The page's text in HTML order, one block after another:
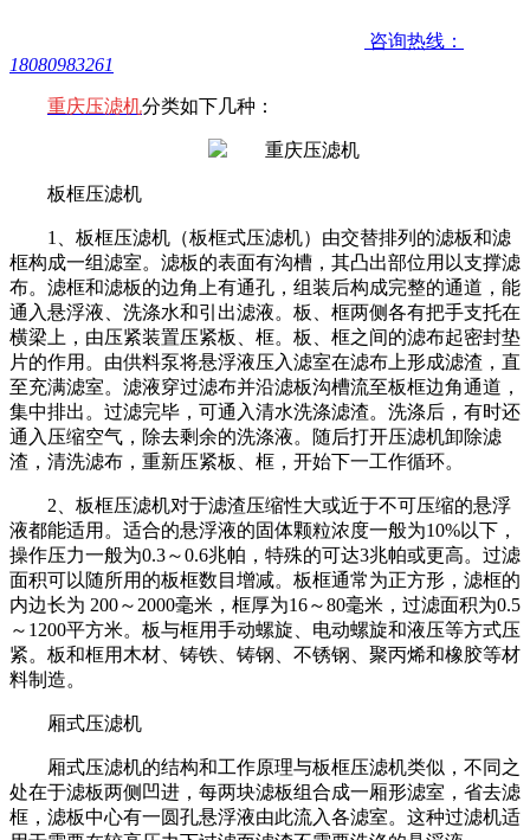
咨询热线：
18080983261
重庆压滤机分类如下几种：
板框压滤机
1、板框压滤机（板框式压滤机）由交替排列的滤板和滤
框构成一组滤室。滤板的表面有沟槽，其凸出部位用以支撑滤
布。滤框和滤板的边角上有通孔，组装后构成完整的通道，能
通入悬浮液、洗涤水和引出滤液。板、框两侧各有把手支托在
横梁上，由压紧装置压紧板、框。板、框之间的滤布起密封垫
片的作用。由供料泵将悬浮液压入滤室在滤布上形成滤渣，直
至充满滤室。滤液穿过滤布并沿滤板沟槽流至板框边角通道，
集中排出。过滤完毕，可通入清水洗涤滤渣。洗涤后，有时还
通入压缩空气，除去剩余的洗涤液。随后打开压滤机卸除滤
渣，清洗滤布，重新压紧板、框，开始下一工作循环。
2、板框压滤机对于滤渣压缩性大或近于不可压缩的悬浮
液都能适用。适合的悬浮液的固体颗粒浓度一般为10%以下，
操作压力一般为0.3～0.6兆帕，特殊的可达3兆帕或更高。过滤
面积可以随所用的板框数目增减。板框通常为正方形，滤框的
内边长为 200～2000毫米，框厚为16～80毫米，过滤面积为0.5
～1200平方米。板与框用手动螺旋、电动螺旋和液压等方式压
紧。板和框用木材、铸铁、铸钢、不锈钢、聚丙烯和橡胶等材
料制造。
厢式压滤机
厢式压滤机的结构和工作原理与板框压滤机类似，不同之
处在于滤板两侧凹进，每两块滤板组合成一厢形滤室，省去滤
框，滤板中心有一圆孔悬浮液由此流入各滤室。这种过滤机适